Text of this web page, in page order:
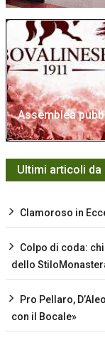
Assemblea
Ultimi articoli da
Clamoroso in
Colpo di coda:
dello
Pro Pellaro,
con il Bocale»